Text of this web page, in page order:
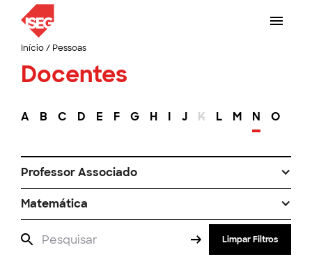
Início/ Pessoas
Docentes
A B C D E F G H I J K L M N O
Professor Associado
Matemática
Limpar Filtros